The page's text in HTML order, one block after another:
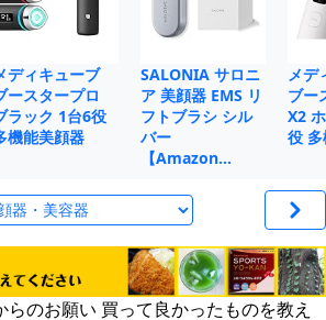
ディキューブ
ースタープロ
ラック 1台6役
機能美顔器
SALONIA サロニ
ア 美顔器 EMS リ
フトブラシ シル
バー
【Amazon…
メデ
ブー
X2
役
らのお願い 買って良かったものを教え